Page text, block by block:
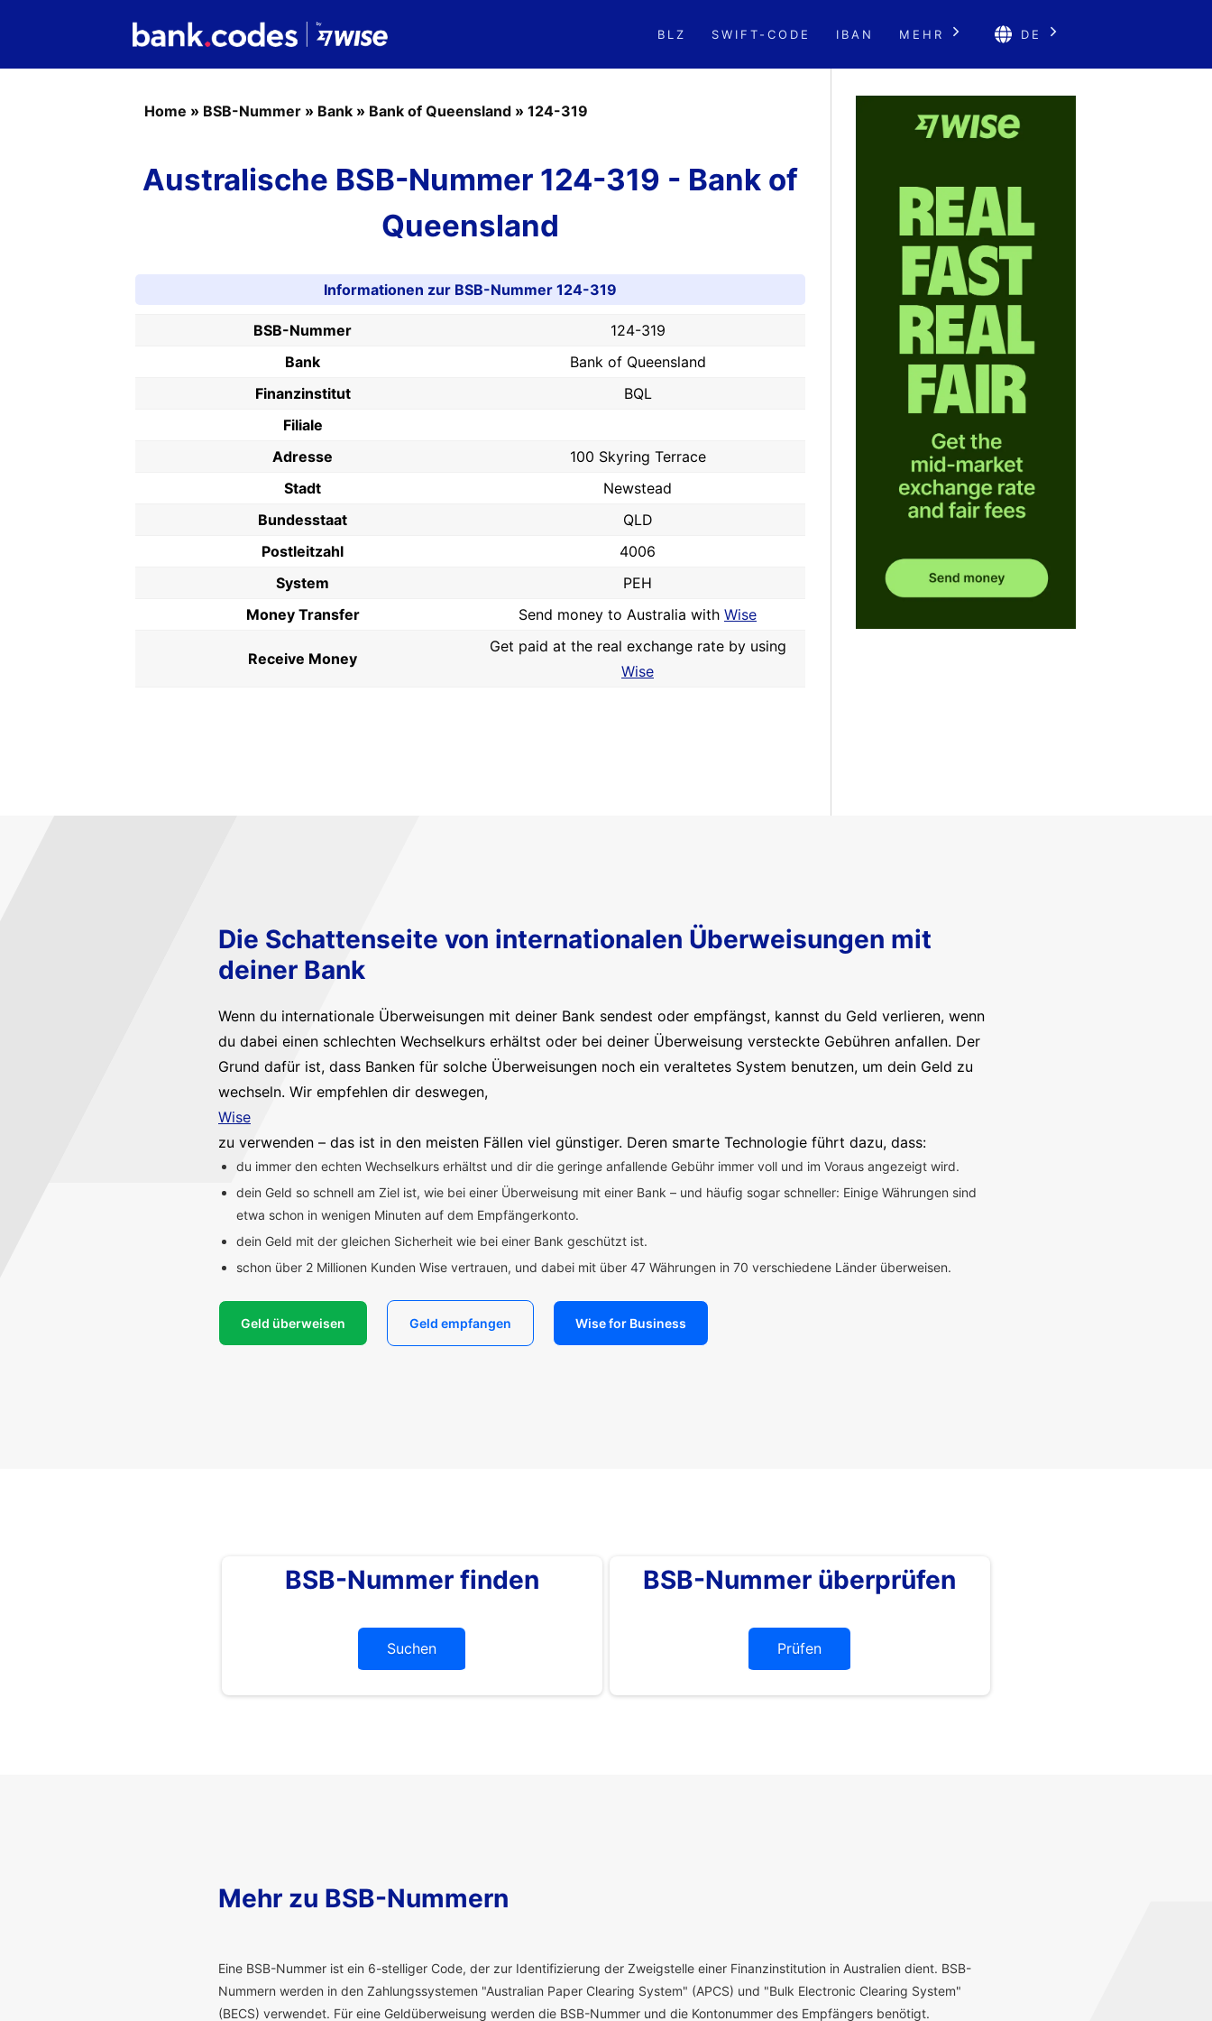
BLZ SWIFT-CODE IBAN MEHR DE
Home » BSB-Nummer » Bank » Bank of Queensland » 124-319
Australische BSB-Nummer 124-319 - Bank of
Queensland
Informationen zur BSB-Nummer 124-319
BSB-Nummer
124-319
Bank
Bank of Queensland
Finanzinstitut
BQL
Filiale
Adresse
100 Skyring Terrace
Stadt
Newstead
Bundesstaat
QLD
Postleitzahl
4006
System
PEH
Money Transfer
Send money to Australia with Wise
Receive Money
Get paid at the real exchange rate by using
Wise
Die Schattenseite von internationalen Überweisungen mit
deiner Bank
Wenn du internationale Überweisungen mit deiner Bank sendest oder empfängst, kannst du Geld verlieren, wenn
du dabei einen schlechten Wechselkurs erhältst oder bei deiner Überweisung versteckte Gebühren anfallen. Der
Grund dafür ist, dass Banken für solche Überweisungen noch ein veraltetes System benutzen, um dein Geld zu
wechseln. Wir empfehlen dir deswegen,
Wise
zu verwenden – das ist in den meisten Fällen viel günstiger. Deren smarte Technologie führt dazu, dass:
du immer den echten Wechselkurs erhältst und dir die geringe anfallende Gebühr immer voll und im Voraus angezeigt wird.
dein Geld so schnell am Ziel ist, wie bei einer Überweisung mit einer Bank – und häufig sogar schneller: Einige Währungen sind
etwa schon in wenigen Minuten auf dem Empfängerkonto.
dein Geld mit der gleichen Sicherheit wie bei einer Bank geschützt ist.
schon über 2 Millionen Kunden Wise vertrauen, und dabei mit über 47 Währungen in 70 verschiedene Länder überweisen.
Geld überweisen Geld empfangen Wise for Business
BSB-Nummer finden
Suchen
BSB-Nummer überprüfen
Prüfen
Mehr zu BSB-Nummern
Eine BSB-Nummer ist ein 6-stelliger Code, der zur Identifizierung der Zweigstelle einer Finanzinstitution in Australien dient. BSB-
Nummern werden in den Zahlungssystemen "Australian Paper Clearing System" (APCS) und "Bulk Electronic Clearing System"
(BECS) verwendet. Für eine Geldüberweisung werden die BSB-Nummer und die Kontonummer des Empfängers benötigt.